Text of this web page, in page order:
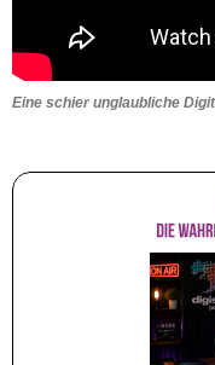
Eine schier unglaubliche